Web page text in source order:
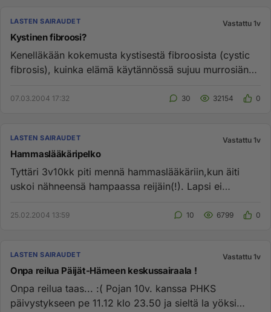
LASTEN SAIRAUDET Vastattu 1v
Kystinen fibroosi?
Kenelläkään kokemusta kystisestä fibroosista (cystic
fibrosis), kuinka elämä käytännössä sujuu murrosiän
07.03.2004 17:32 30 32154 0
LASTEN SAIRAUDET Vastattu 1v
Hammaslääkäripelko
Tyttäri 3v10kk piti mennä hammaslääkäriin,kun äiti
uskoi nähneensä hampaassa reijäin(!). Lapsi ei
25.02.2004 13:59 10 6799 0
LASTEN SAIRAUDET Vastattu 1v
Onpa reilua Päijät-Hämeen keskussairaala !
Onpa reilua taas... :( Pojan 10v. kanssa PHKS
päivystykseen pe 11.12 klo 23.50 ja sieltä la yöksi